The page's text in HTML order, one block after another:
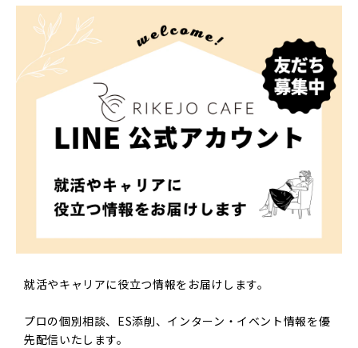
就活やキャリアに役立つ情報をお届けします。
プロの個別相談、ES添削、インターン・イベント情報を優
先配信いたします。